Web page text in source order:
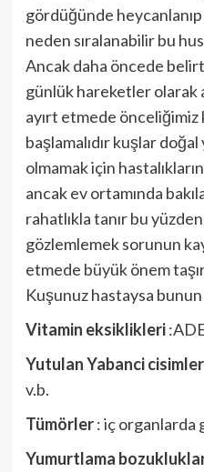
gördüğünde
neden sıralanabilir bu
Ancak daha öncede
günlük hareketler olarak
ayırt etmede
başlamalıdır kuşlar doğal
olmamak için
ancak ev ortamında
rahatlıkla tanır bu yüzden
gözlemlemek sorunun
etmede büyük önem
Kuşunuz hastaysa
Vitamin eksiklikleri
Yutulan Yabanci cisimler
v.b.
Tümörler: iç organlarda
Yumurtlama